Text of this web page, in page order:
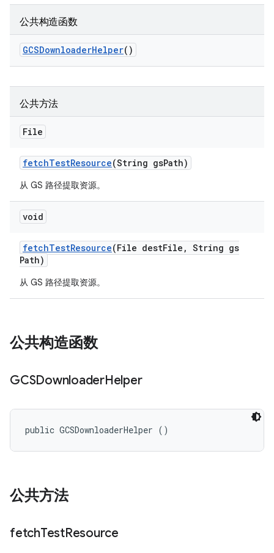
公共构造函数
GCSDownloaderHelper()
公共方法
File
fetchTestResource(String gsPath)
从 GS 路径提取资源。
void
fetchTestResource(File destFile , String gs
Path)
从 GS 路径提取资源。
公共构造函数
GCSDownloaderHelper
public GCSDownloaderHelper ()
公共方法
fetchTestResource